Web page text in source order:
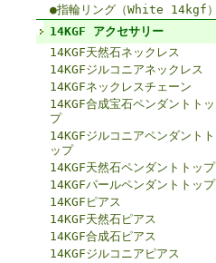
●指輪リング（White 14kgf）
14KGF アクセサリー
14KGF天然石ネックレス
14KGFジルコニアネックレス
14KGFネックレスチェーン
14KGF合成宝石ペンダントトッ
プ
14KGFジルコニアペンダントト
ップ
14KGF天然石ペンダントトップ
14KGFパールペンダントトップ
14KGFピアス
14KGF天然石ピアス
14KGF合成石ピアス
14KGFジルコニアピアス